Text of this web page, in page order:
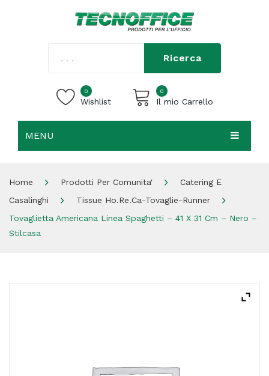
Ricerca
0
Wishlist
0
Il mio Carrello
MENU
SHOP
CONTATTI
Home Prodotti Per Comunita'
Catering E
Casalinghi
Tissue Ho.re.ca-Tovaglie-Runner
Tovaglietta Americana Linea Spaghetti – 41 X 31 Cm – Nero –
Stilcasa